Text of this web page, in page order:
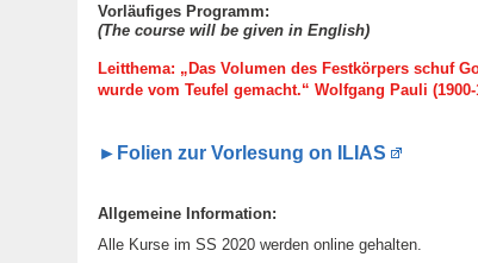
Vorläufiges Programm:
(The course will be given in English)
Leitthema: „Das Volumen des Festkörpers schuf
wurde vom Teufel gemacht.“ Wolfgang Pauli (1900-
►Folien zur Vorlesung on ILIAS
Allgemeine Information:
Alle Kurse im SS 2020 werden online gehalten.